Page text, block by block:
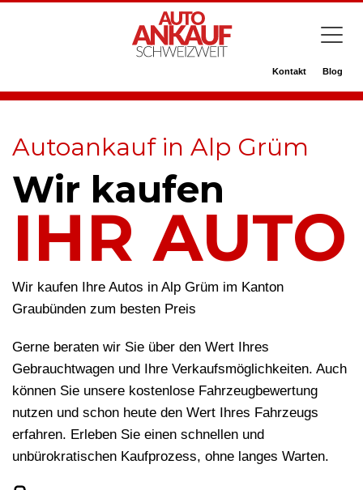
Kontakt Blog
Autoankauf in Alp Grüm
Wir kaufen
IHR AUTO
Wir kaufen Ihre Autos in Alp Grüm im Kanton
Graubünden zum besten Preis
Gerne beraten wir Sie über den Wert Ihres
Gebrauchtwagen und Ihre Verkaufsmöglichkeiten. Auch
können Sie unsere kostenlose Fahrzeugbewertung
nutzen und schon heute den Wert Ihres Fahrzeugs
erfahren. Erleben Sie einen schnellen und
unbürokratischen Kaufprozess, ohne langes Warten.